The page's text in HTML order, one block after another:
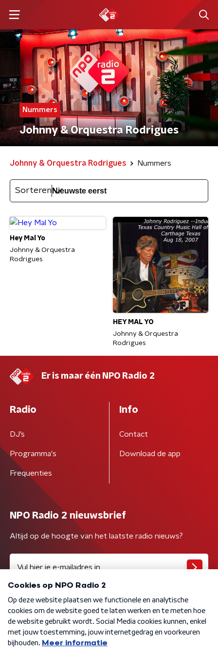
Nummers
Johnny & Orquestra Rodrigues
Johnny & Orquestra Rodrigues Nummers
Sorteren
Hey Mal Yo
Johnny & Orquestra
Rodrigues
HEY MAL YO
Johnny & Orquestra
Rodrigues
Er is maar één NPO Radio 2
Radio
DJ’s
Programma's
Frequenties
Info
Contact
Download de app
NPO Radio 2 nieuwsbrief
Altijd op de hoogte van het laatste radio nieuws?
Algemene voorwaarden